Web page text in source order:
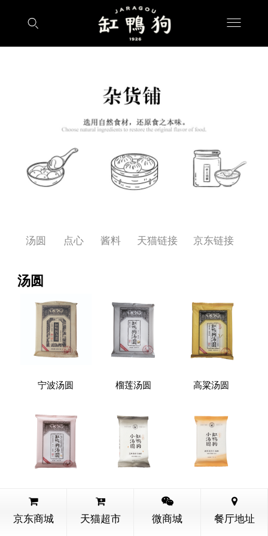
汤圆 点心 酱料 天猫链接 京东链接
汤圆
宁波汤圆 榴莲汤圆 高粱汤圆
花生芝麻汤圆 芝麻香香小汤圆 蛋黄流沙小汤圆
京东商城 天猫超市 微商城 餐厅地址